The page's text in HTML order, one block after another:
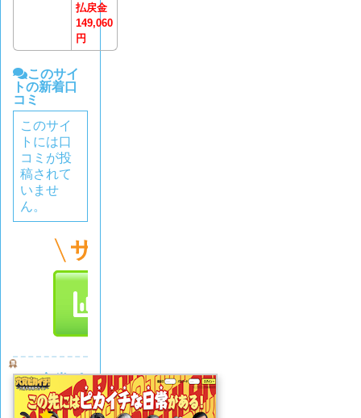
払戻金
149,060
円
このサイ
トの新着口
コミ
このサイ
トには口
コミが投
稿されて
いませ
ん。
穴党ピ
カイチ